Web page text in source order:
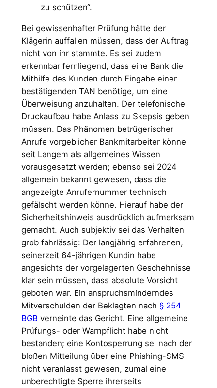
zu schützen“.
Bei gewissenhafter Prüfung hätte der
Klägerin auffallen müssen, dass der Auftrag
nicht von ihr stammte. Es sei zudem
erkennbar fernliegend, dass eine Bank die
Mithilfe des Kunden durch Eingabe einer
bestätigenden TAN benötige, um eine
Überweisung anzuhalten. Der telefonische
Druckaufbau habe Anlass zu Skepsis geben
müssen. Das Phänomen betrügerischer
Anrufe vorgeblicher Bankmitarbeiter könne
seit Langem als allgemeines Wissen
vorausgesetzt werden; ebenso sei 2024
allgemein bekannt gewesen, dass die
angezeigte Anrufernummer technisch
gefälscht werden könne. Hierauf habe der
Sicherheitshinweis ausdrücklich aufmerksam
gemacht. Auch subjektiv sei das Verhalten
grob fahrlässig: Der langjährig erfahrenen,
seinerzeit 64-jährigen Kundin habe
angesichts der vorgelagerten Geschehnisse
klar sein müssen, dass absolute Vorsicht
geboten war. Ein anspruchsminderndes
Mitverschulden der Beklagten nach § 254
BGB verneinte das Gericht. Eine allgemeine
Prüfungs- oder Warnpflicht habe nicht
bestanden; eine Kontosperrung sei nach der
bloßen Mitteilung über eine Phishing-SMS
nicht veranlasst gewesen, zumal eine
unberechtigte Sperre ihrerseits